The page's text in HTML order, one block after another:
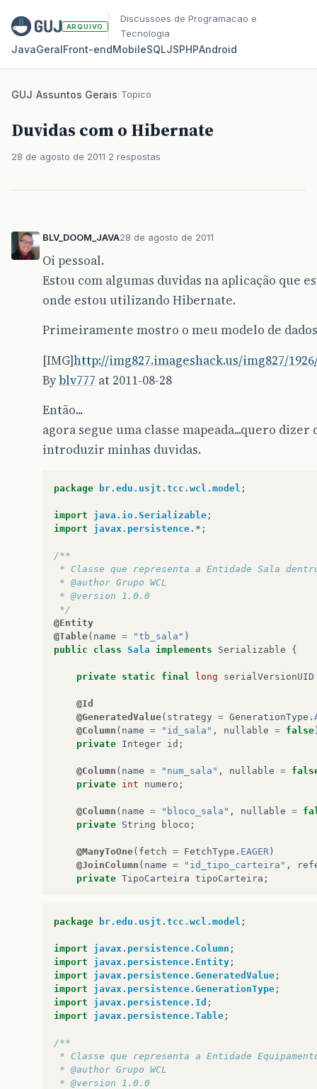
ARQUIVO
Discussoes de Programacao e
Tecnologia
JavaGeralFront‑endMobileSQLJSPHPAndroid
GUJ/Assuntos Gerais/Topico
Duvidas com o Hibernate
28 de agosto de 2011 2 respostas
BLV_DOOM_JAVA28 de agosto de 2011
Oi pessoal.
Estou com algumas duvidas na aplicação que
onde estou utilizando Hibernate.
Primeiramente mostro o meu modelo de
[IMG]http://img827.imageshack.us/img827/
Byblv777 at 2011-08-28
Então...
agora segue uma classe mapeada...quero dizer
introduzir minhas duvidas.
package br.edu.usjt.tcc.wcl.model ;
import java.io.Serializable ;
import
javax.persistence.* ;
/**
* Classe que representa a Entidade Sala
* @author Grupo WCL
* @version 1.0.0
*/
@Entity
@Table( name = "tb_sala" )
public
class Sala implements Serializable {
private static final long serialVersionUID
@Id
@GeneratedValue( strategy = GenerationType .
@Column ( name = "id_sala" , nullable = false
private Integer id ;
@Column ( name = "num_sala" , nullable =
private int numero ;
@Column ( name = "bloco_sala" , nullable =
private String bloco ;
@ManyToOne( fetch = FetchType . EAGER )
@JoinColumn ( name = "id_tipo_carteira" ,
private TipoCarteira tipoCarteira ;
private
Integer capacidade;
@Column( name = "dimensao_x" ,
private
Double dimensaoX;
@Column( name = "dimensao_y", nullable
private
Double dimensaoY
}
public void setId
package br.edu.usjt.tcc.wcl.model ;
import javax.persistence.Column ;
import
javax.persistence.Entity ;
import
javax.persistence.GeneratedValue ;
import
javax.persistence.GenerationType ;
import
javax.persistence.Id ;
import
javax.persistence.Table ;
/**
* Classe que representa a Entidade
* @author Grupo WCL
* @version 1.0.0